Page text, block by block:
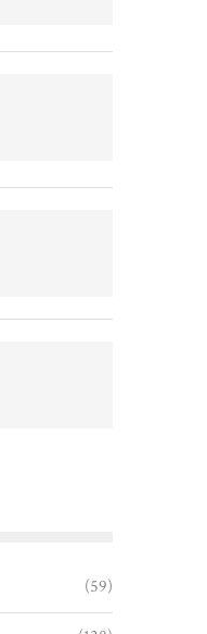
(59)